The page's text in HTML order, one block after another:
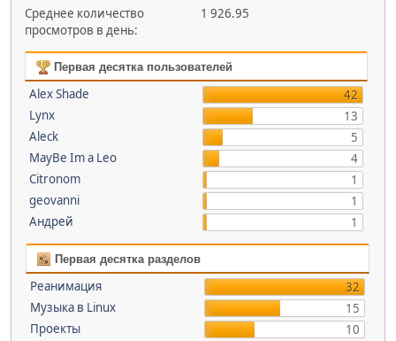
Среднее количество
просмотров в день:
1 926.95
Первая десятка пользователей
Alex Shade
42
Lynx
13
Aleck
5
MayBe Im a Leo
4
Citronom
1
geovanni
1
Андрей
1
Первая десятка разделов
Реанимация
32
Музыка в Linux
15
Проекты
10